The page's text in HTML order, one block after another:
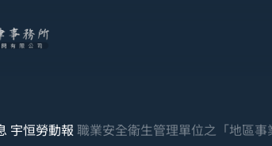
宇恒勞動報 職業安全衛生管理單位之「地區